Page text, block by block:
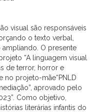
visual são responsáveis
o texto verbal,
O presente
“A linguagem visual
de terror, horror e
no projeto-mãe“PNLD
aprovado pelo
Como objetivo,
literárias infantis do